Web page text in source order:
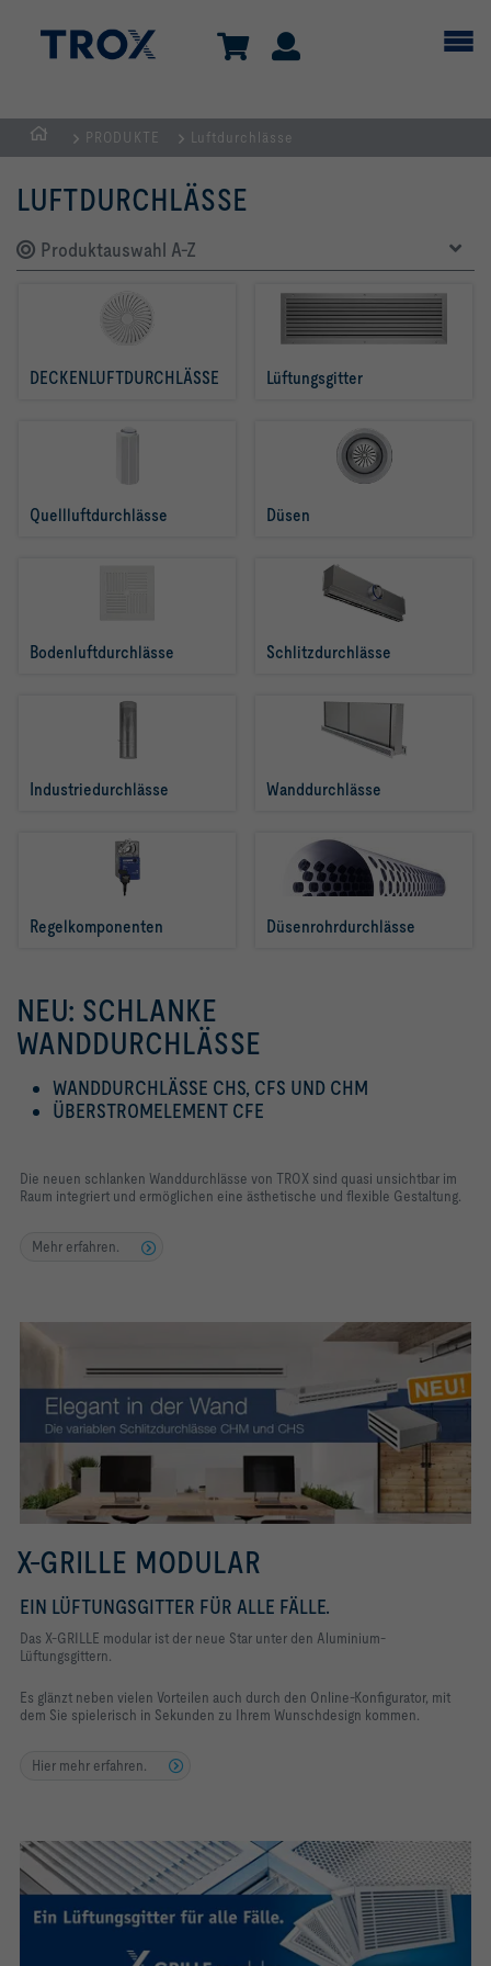
Home
PRODUKTE Luftdurchlässe
LUFTDURCHLÄSSE
Produktauswahl A-Z
DECKENLUFTDURCHLÄSSE Lüftungsgitter
Quellluftdurchlässe Düsen
Bodenluftdurchlässe Schlitzdurchlässe
Industriedurchlässe Wanddurchlässe
Regelkomponenten Düsenrohrdurchlässe
NEU: SCHLANKE
WANDDURCHLÄSSE
WANDDURCHLÄSSE CHS, CFS UND CHM
ÜBERSTROMELEMENT CFE
Die neuen schlanken Wanddurchlässe von TROX sind quasi unsichtbar im
Raum integriert und ermöglichen eine ästhetische und flexible Gestaltung.
Mehr erfahren.
X-GRILLE MODULAR
EIN LÜFTUNGSGITTER FÜR ALLE FÄLLE.
Das X-GRILLE modular ist der neue Star unter den Aluminium-
Lüftungsgittern.
Es glänzt neben vielen Vorteilen auch durch den Online-Konfigurator, mit
dem Sie spielerisch in Sekunden zu Ihrem Wunschdesign kommen.
Hier mehr erfahren.